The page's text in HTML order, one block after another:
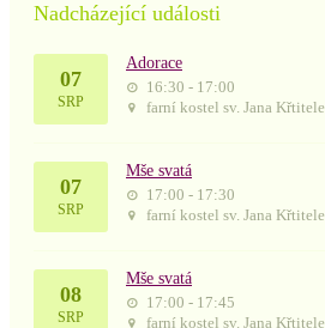
Nadcházející události
07
SRP
Adorace
16:30 - 17:00
farní kostel sv. Jana Křtitele
07
SRP
Mše svatá
17:00 - 17:30
farní kostel sv. Jana Křtitele
08
SRP
Mše svatá
17:00 - 17:45
farní kostel sv. Jana Křtitele